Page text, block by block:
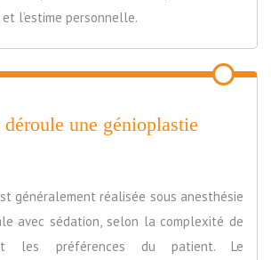
l’estime personnelle.
une génioplastie
généralement réalisée sous anesthésie
avec sédation, selon la complexité de
les préférences du patient. Le